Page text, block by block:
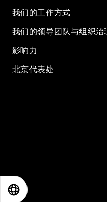
我们的工作方式
我们的领导团队与组织治
影响力
北京代表处